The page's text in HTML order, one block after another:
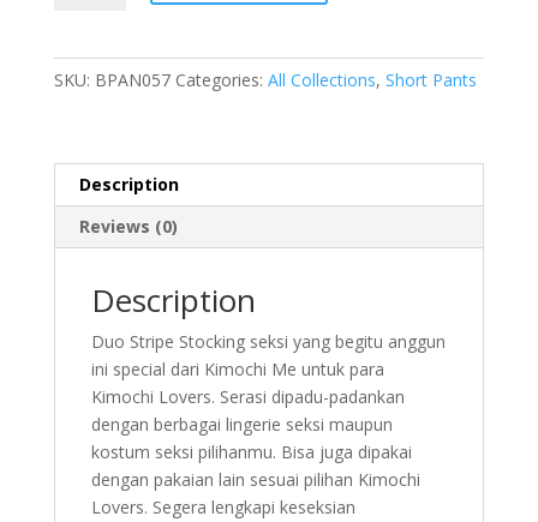
BPAN057
quantity
SKU: BPAN057 Categories: All Collections, Short Pants
Description
Reviews (0)
Description
Duo Stripe Stocking seksi yang begitu anggun
ini special dari Kimochi Me untuk para
Kimochi Lovers. Serasi dipadu-padankan
dengan berbagai lingerie seksi maupun
kostum seksi pilihanmu. Bisa juga dipakai
dengan pakaian lain sesuai pilihan Kimochi
Lovers. Segera lengkapi keseksian